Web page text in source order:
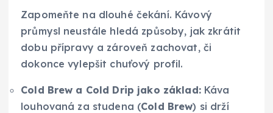
Zapomeňte na dlouhé čekání. Kávový
průmysl neustále hledá způsoby, jak zkrátit
dobu přípravy a zároveň zachovat, či
dokonce vylepšit chuťový profil.
Cold Brew a Cold Drip jako základ:Káva
louhovaná za studena (Cold Brew) si drží